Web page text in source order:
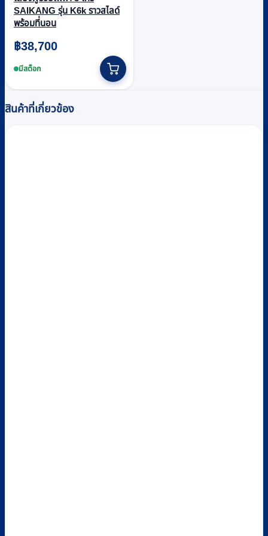
SAIKANG รุ่น K6k ราวสไลด์
พร้อมที่นอน
฿38,700
มีสต็อก
สินค้าที่เกี่ยวข้อง